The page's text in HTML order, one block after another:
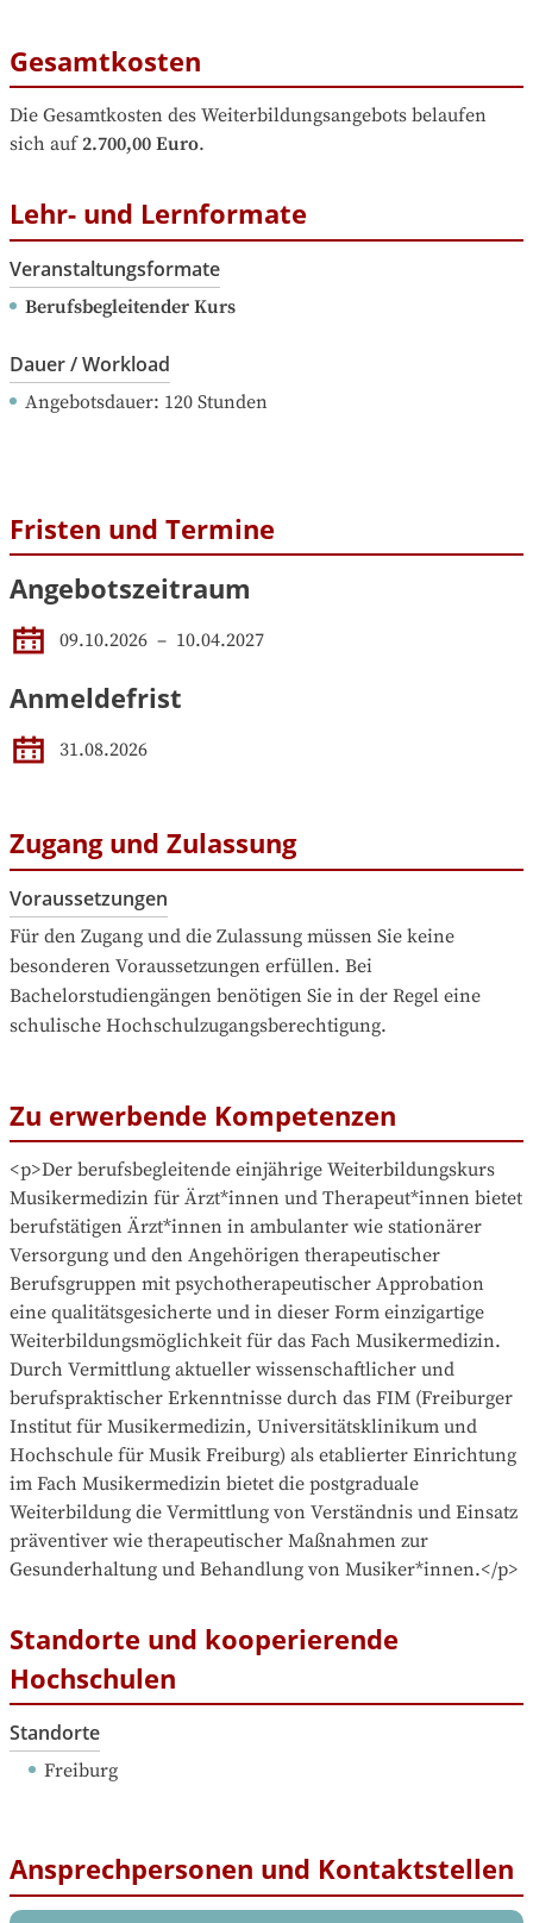
Gesamtkosten
Die Gesamtkosten des Weiterbildungsangebots belaufen
sich auf 2.700,00 Euro.
Lehr- und Lernformate
Veranstaltungsformate
Berufsbegleitender Kurs
Dauer / Workload
Angebotsdauer: 120 Stunden
Fristen und Termine
Angebotszeitraum
09.10.2026 – 10.04.2027
Anmeldefrist
31.08.2026
Zugang und Zulassung
Voraussetzungen
Für den Zugang und die Zulassung müssen Sie keine
besonderen Voraussetzungen erfüllen. Bei
Bachelorstudiengängen benötigen Sie in der Regel eine
schulische Hochschulzugangsberechtigung.
Zu erwerbende Kompetenzen
<p>Der berufsbegleitende einjährige Weiterbildungskurs
Musikermedizin für Ärzt*innen und Therapeut*innen bietet
berufstätigen Ärzt*innen in ambulanter wie stationärer
Versorgung und den Angehörigen therapeutischer
Berufsgruppen mit psychotherapeutischer Approbation
eine qualitätsgesicherte und in dieser Form einzigartige
Weiterbildungsmöglichkeit für das Fach Musikermedizin.
Durch Vermittlung aktueller wissenschaftlicher und
berufspraktischer Erkenntnisse durch das FIM (Freiburger
Institut für Musikermedizin, Universitätsklinikum und
Hochschule für Musik Freiburg) als etablierter Einrichtung
im Fach Musikermedizin bietet die postgraduale
Weiterbildung die Vermittlung von Verständnis und Einsatz
präventiver wie therapeutischer Maßnahmen zur
Gesunderhaltung und Behandlung von Musiker*innen.</p>
Standorte und kooperierende
Hochschulen
Standorte
Freiburg
Ansprechpersonen und Kontaktstellen